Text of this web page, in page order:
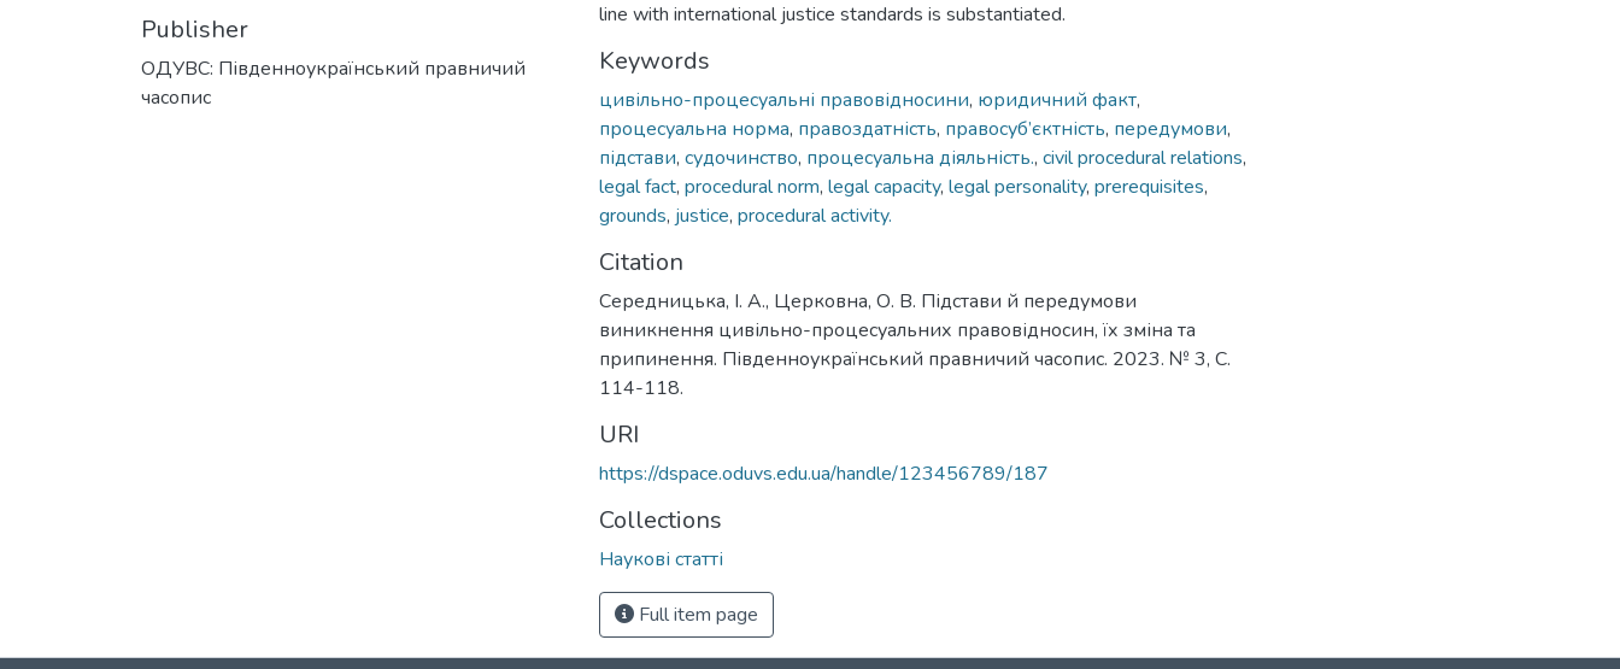
Publisher
ОДУВС: Південноукраїнський правничий
часопис
line with international justice standards is substantiated.
Keywords
цивільно-процесуальні правовідносини, юридичний факт,
процесуальна норма, правоздатність, правосуб’єктність, передумови,
підстави, судочинство, процесуальна діяльність., civil procedural relations,
legal fact, procedural norm, legal capacity, legal personality, prerequisites,
grounds, justice, procedural activity.
Citation
Середницька, І. А., Церковна, О. В. Підстави й передумови
виникнення цивільно-процесуальних правовідносин, їх зміна та
припинення. Південноукраїнський правничий часопис. 2023. № 3, С.
114-118.
URI
https://dspace.oduvs.edu.ua/handle/123456789/187
Collections
Наукові статті
Full item page